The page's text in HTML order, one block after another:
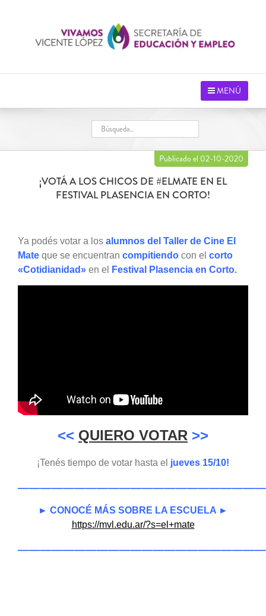
MENÚ
Publicado el 02-10-2020
¡VOTÁ A LOS CHICOS DE #ELMATE EN EL
FESTIVAL PLASENCIA EN CORTO!
Ya podés votar a los alumnos del Taller de Cine El
Mate que se encuentran compitiendo con el corto
«Cotidianidad» en el Festival Plasencia en Corto.
<< QUIERO VOTAR >>
¡Tenés tiempo de votar hasta el jueves 15/10!
► CONOCÉ MÁS SOBRE LA ESCUELA ►
https://mvl.edu.ar/?s=el+mate